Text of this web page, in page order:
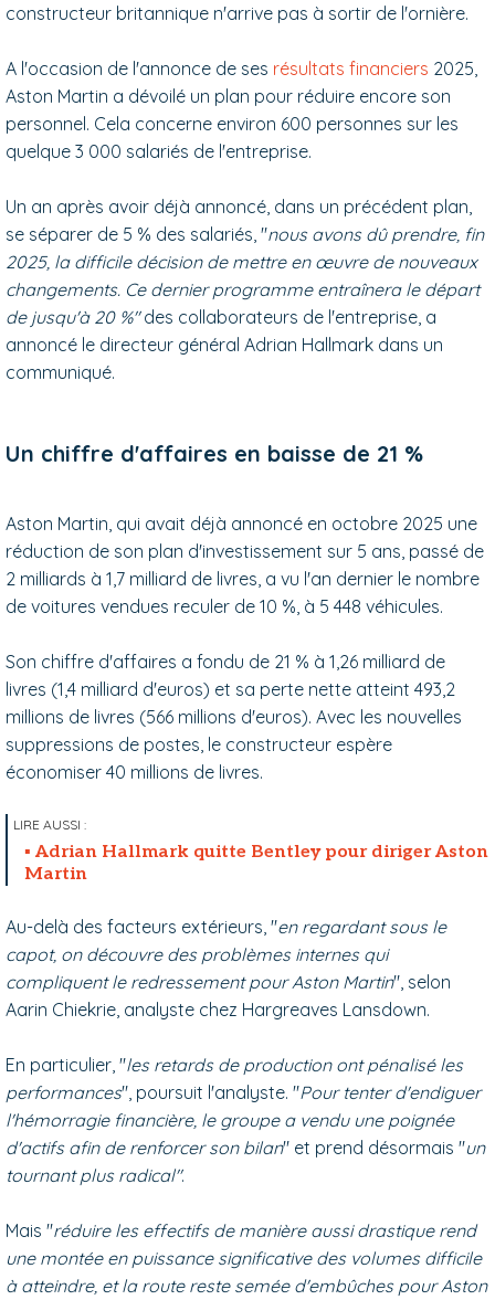
constructeur britannique n'arrive pas à sortir de l'ornière.
A l'occasion de l'annonce de ses résultats financiers 2025,
Aston Martin a dévoilé un plan pour réduire encore son
personnel. Cela concerne environ 600 personnes sur les
quelque 3 000 salariés de l'entreprise.
Un an après avoir déjà annoncé, dans un précédent plan,
se séparer de 5 % des salariés, "nous avons dû prendre, fin
2025, la difficile décision de mettre en œuvre de nouveaux
changements. Ce dernier programme entraînera le départ
de jusqu'à 20 %"des collaborateurs de l'entreprise, a
annoncé le directeur général Adrian Hallmark dans un
communiqué.
Un chiffre d'affaires en baisse de 21 %
Aston Martin, qui avait déjà annoncé en octobre 2025 une
réduction de son plan d'investissement sur 5 ans, passé de
2 milliards à 1,7 milliard de livres, a vu l'an dernier le nombre
de voitures vendues reculer de 10 %, à 5 448 véhicules.
Son chiffre d'affaires a fondu de 21 % à 1,26 milliard de
livres (1,4 milliard d'euros) et sa perte nette atteint 493,2
millions de livres (566 millions d'euros). Avec les nouvelles
suppressions de postes, le constructeur espère
économiser 40 millions de livres.
Adrian Hallmark quitte Bentley pour diriger Aston
Martin
Au-delà des facteurs extérieurs, "en regardant sous le
capot, on découvre des problèmes internes qui
compliquent le redressement pour Aston Martin", selon
Aarin Chiekrie, analyste chez Hargreaves Lansdown.
En particulier, "les retards de production ont pénalisé les
performances", poursuit l'analyste. "Pour tenter d'endiguer
l'hémorragie financière, le groupe a vendu une poignée
d'actifs afin de renforcer son bilan" et prend désormais "un
tournant plus radical".
Mais "réduire les effectifs de manière aussi drastique rend
une montée en puissance significative des volumes difficile
à atteindre, et la route reste semée d'embûches pour Aston